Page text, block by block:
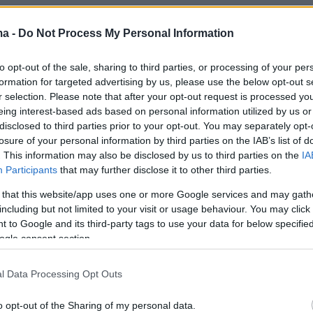
- Do Not Process My Personal Information
opt-out of the sale, sharing to third parties, or processing of your
for targeted advertising by us, please use the below opt-out
selection. Please note that after your opt-out request is processed
interest-based ads based on personal information utilized by us
to third parties prior to your opt-out. You may separately
of your personal information by third parties on the IAB’s list of
This information may also be disclosed by us to third parties on the
Participants that may further disclose it to other third parties.
that this website/app uses one or more Google services and may
but not limited to your visit or usage behaviour. You may
to Google and its third-party tags to use your data for below
consent section.
Data Processing Opt Outs
opt-out of the Sharing of my personal data.
σενάριο μαζί με τον Ρόναλντ Μπρόνστεϊν.
μέρος της παραγωγής μαζί με τους
'Αντονι Καταγάς. Το «Marty Supreme»
την επιστροφή της Γκουίνεθ Πάλτροου στη
μετά το «Avengers: Endgame» το 2019. Τον
επιβεβαίωσε την είδηση του πρότζεκτ
του στα μέσα κοινωνικής δικτύωσης, με μία
πονγκ και δίνοντας την υπόσχεση ότι
σύμφωνα με το Variety.
Grammy για το καλύτερο ραπ άλμπουμ σε
παραγωγές του, στο «Igor» το 2019 και